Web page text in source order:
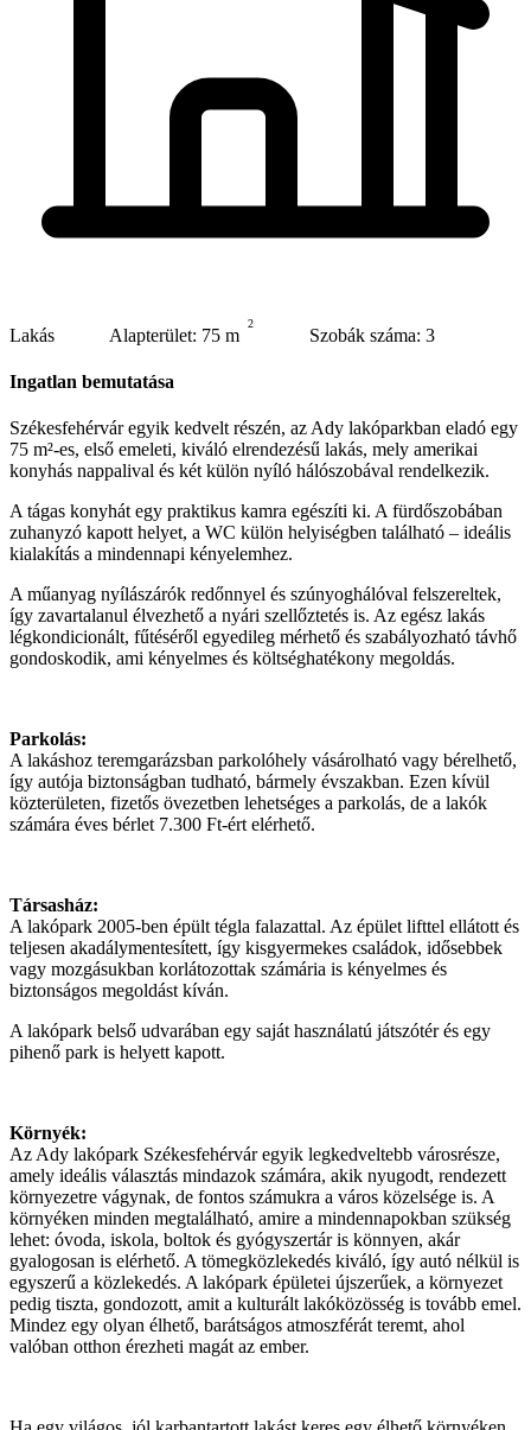
Lakás Alapterület: 75 m
2
Szobák száma: 3
Ingatlan bemutatása
Székesfehérvár egyik kedvelt részén, az Ady lakóparkban eladó egy
75 m²-es, első emeleti, kiváló elrendezésű lakás, mely amerikai
konyhás nappalival és két külön nyíló hálószobával rendelkezik.
A tágas konyhát egy praktikus kamra egészíti ki. A fürdőszobában
zuhanyzó kapott helyet, a WC külön helyiségben található – ideális
kialakítás a mindennapi kényelemhez.
A műanyag nyílászárók redőnnyel és szúnyoghálóval felszereltek,
így zavartalanul élvezhető a nyári szellőztetés is. Az egész lakás
légkondicionált, fűtéséről egyedileg mérhető és szabályozható távhő
gondoskodik, ami kényelmes és költséghatékony megoldás.
Parkolás:
A lakáshoz teremgarázsban parkolóhely vásárolható vagy bérelhető,
így autója biztonságban tudható, bármely évszakban. Ezen kívül
közterületen, fizetős övezetben lehetséges a parkolás, de a lakók
számára éves bérlet 7.300 Ft-ért elérhető.
Társasház:
A lakópark 2005-ben épült tégla falazattal. Az épület lifttel ellátott és
teljesen akadálymentesített, így kisgyermekes családok, idősebbek
vagy mozgásukban korlátozottak számária is kényelmes és
biztonságos megoldást kíván.
A lakópark belső udvarában egy saját használatú játszótér és egy
pihenő park is helyett kapott.
Környék:
Az Ady lakópark Székesfehérvár egyik legkedveltebb városrésze,
amely ideális választás mindazok számára, akik nyugodt, rendezett
környezetre vágynak, de fontos számukra a város közelsége is. A
környéken minden megtalálható, amire a mindennapokban szükség
lehet: óvoda, iskola, boltok és gyógyszertár is könnyen, akár
gyalogosan is elérhető. A tömegközlekedés kiváló, így autó nélkül is
egyszerű a közlekedés. A lakópark épületei újszerűek, a környezet
pedig tiszta, gondozott, amit a kulturált lakóközösség is tovább emel.
Mindez egy olyan élhető, barátságos atmoszférát teremt, ahol
valóban otthon érezheti magát az ember.